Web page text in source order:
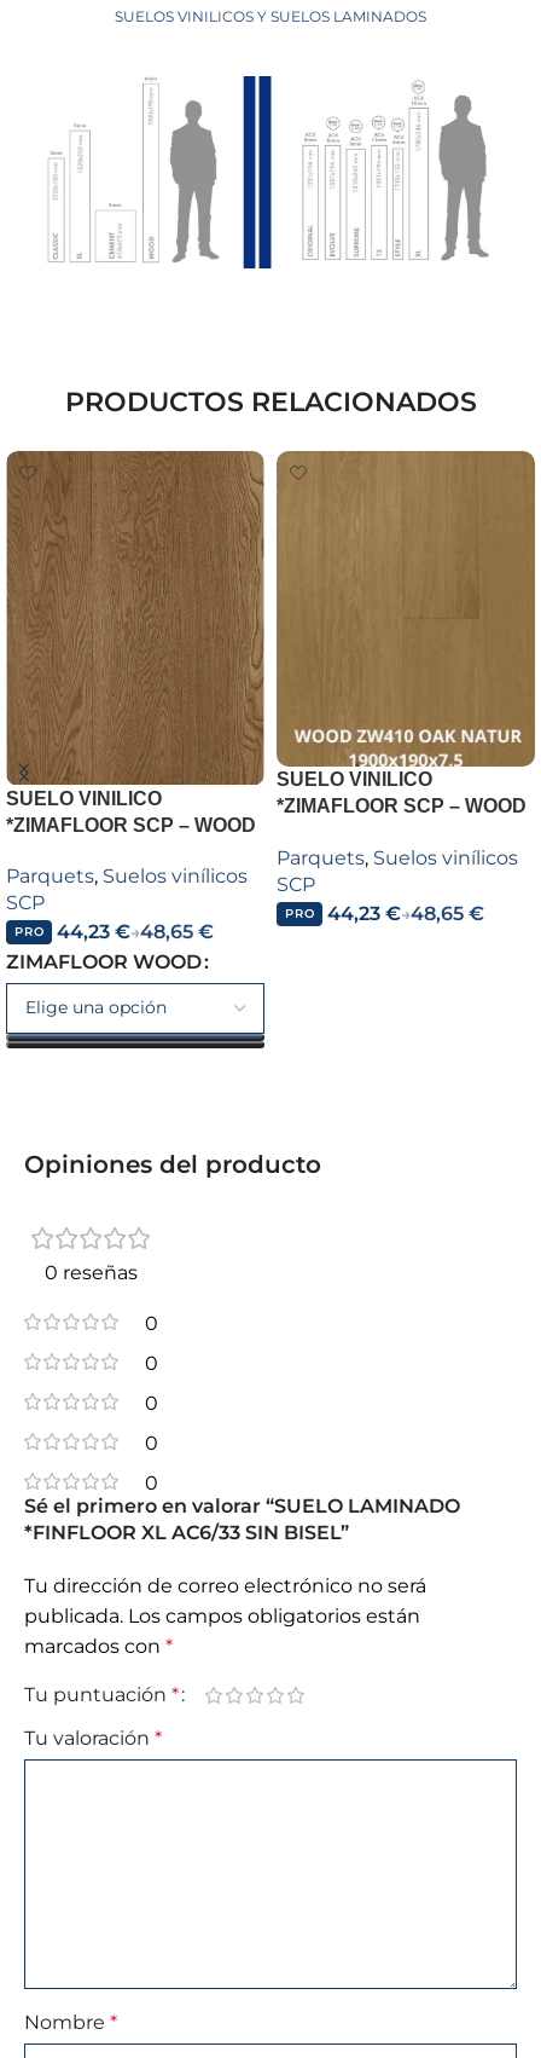
SUELOS VINILICOS Y SUELOS LAMINADOS
PRODUCTOS RELACIONADOS
SUELO VINILICO
*ZIMAFLOOR SCP – WOOD
Parquets, Suelos vinílicos
SCP
PRO 44,23€→48,65€
ZIMAFLOOR WOOD
SUELO VINILICO
*ZIMAFLOOR SCP – WOOD
ZW410 OAK NATUR
1900x190x7.5
Parquets, Suelos vinílicos
SCP
PRO 44,23€→48,65€
Opiniones del producto
0 reseñas
0
0
0
0
0
Sé el primero en valorar “SUELO LAMINADO
*FINFLOOR XL AC6/33 SIN BISEL”
Tu dirección de correo electrónico no será
publicada. Los campos obligatorios están
marcados con *
Tu puntuación *
Tu valoración *
Nombre *